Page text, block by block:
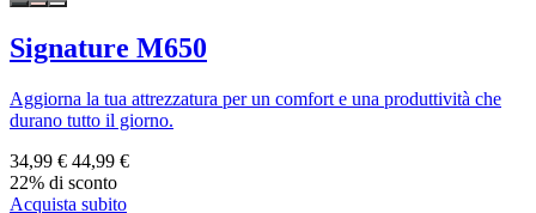
Signature M650
Aggiorna la tua attrezzatura per un comfort e una produttività che
durano tutto il giorno.
34,99 € 44,99 €
22% di sconto
Acquista subito